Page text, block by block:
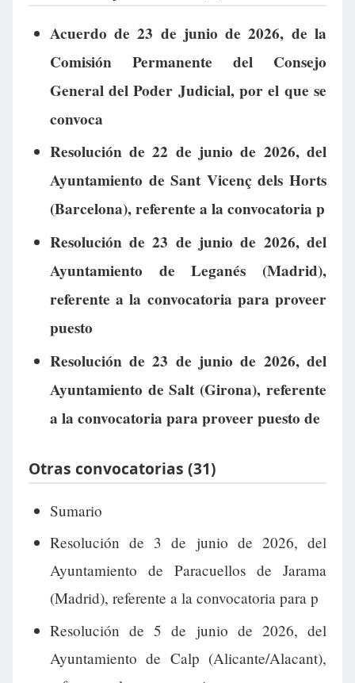
Acuerdo de 23 de junio de 2026, de la
Comisión Permanente del Consejo
General del Poder Judicial, por el que se
convoca
Resolución de 22 de junio de 2026, del
Ayuntamiento de Sant Vicenç dels Horts
(Barcelona), referente a la convocatoria p
Resolución de 23 de junio de 2026, del
Ayuntamiento de Leganés (Madrid),
referente a la convocatoria para proveer
puesto
Resolución de 23 de junio de 2026, del
Ayuntamiento de Salt (Girona), referente
a la convocatoria para proveer puesto de
Otras convocatorias (31)
Sumario
Resolución de 3 de junio de 2026, del
Ayuntamiento de Paracuellos de Jarama
(Madrid), referente a la convocatoria para p
Resolución de 5 de junio de 2026, del
Ayuntamiento de Calp (Alicante/Alacant),